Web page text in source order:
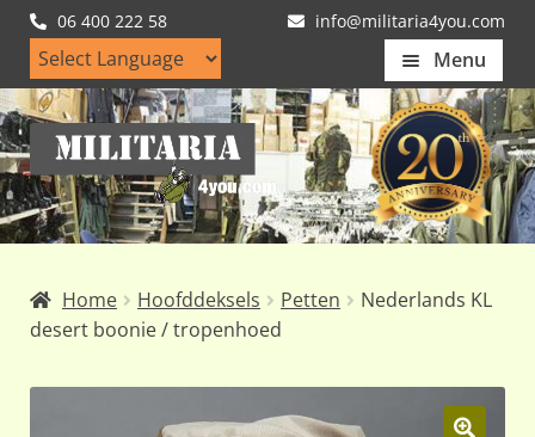
06 400 222 58 info@militaria4you.com
Menu
Home
Artikelen
Nieuws
Klantfotos
Ga
door
naar
navigatie
Ga
naar
de
inhoud
Home Hoofddeksels Petten
Nederlands KL
desert boonie / tropenhoed